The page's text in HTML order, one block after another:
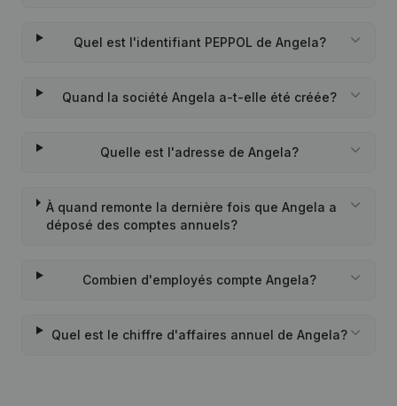
Quel est l'identifiant PEPPOL de Angela?
Quand la société Angela a-t-elle été créée?
Quelle est l'adresse de Angela?
À quand remonte la dernière fois que Angela a
déposé des comptes annuels?
Combien d'employés compte Angela?
Quel est le chiffre d'affaires annuel de Angela?